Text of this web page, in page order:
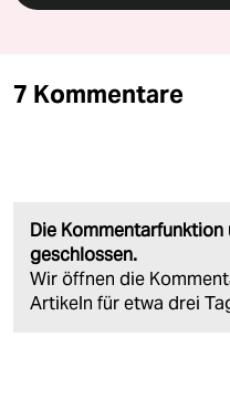
7 Kommentare
Die
geschlossen.
Wir öffnen die
Artikeln für etwa drei